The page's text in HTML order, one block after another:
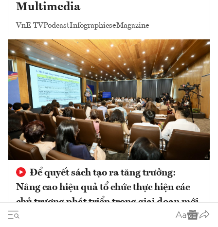
Multimedia
VnE TVPodcastInfographicseMagazine
Để quyết sách tạo ra tăng trưởng:
Nâng cao hiệu quả tổ chức thực hiện các
chủ trương phát triển trong giai đoạn mới